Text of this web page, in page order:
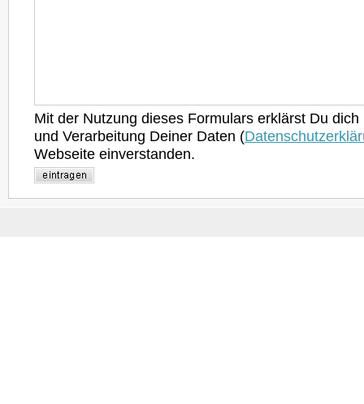
Mit der Nutzung dieses Formulars erklärst Du
und Verarbeitung Deiner Daten (
Webseite einverstanden.